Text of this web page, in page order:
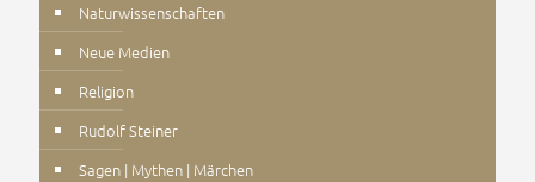
Naturwissenschaften
Neue Medien
Religion
Rudolf Steiner
Sagen | Mythen | Märchen